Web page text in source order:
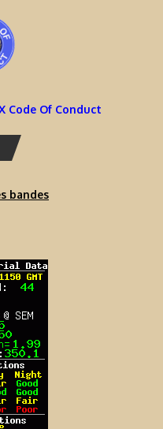
Code Of Conduct
bandes